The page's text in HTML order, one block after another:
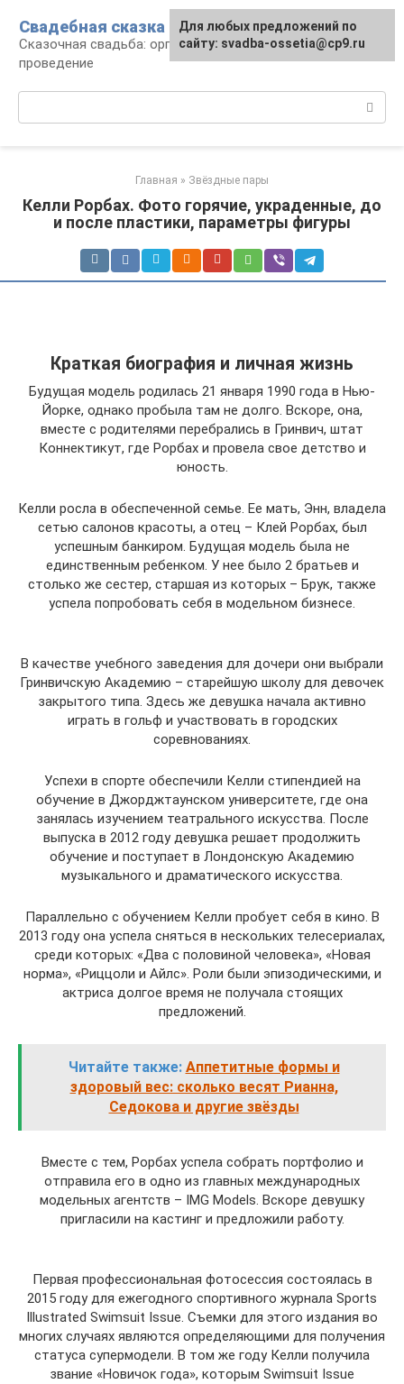
контенту
Свадебная сказка
Сказочная свадьба: организация и
проведение
Главная » Звёздные пары
Келли Рорбах. Фото горячие, украденные, до
и после пластики, параметры фигуры
Краткая биография и личная жизнь
Будущая модель родилась 21 января 1990 года в Нью-
Йорке, однако пробыла там не долго. Вскоре, она,
вместе с родителями перебрались в Гринвич, штат
Коннектикут, где Рорбах и провела свое детство и
юность.
Келли росла в обеспеченной семье. Ее мать, Энн, владела
сетью салонов красоты, а отец – Клей Рорбах, был
успешным банкиром. Будущая модель была не
единственным ребенком. У нее было 2 братьев и
столько же сестер, старшая из которых – Брук, также
успела попробовать себя в модельном бизнесе.
В качестве учебного заведения для дочери они выбрали
Гринвичскую Академию – старейшую школу для девочек
закрытого типа. Здесь же девушка начала активно
играть в гольф и участвовать в городских
соревнованиях.
Успехи в спорте обеспечили Келли стипендией на
обучение в Джорджтаунском университете, где она
занялась изучением театрального искусства. После
выпуска в 2012 году девушка решает продолжить
обучение и поступает в Лондонскую Академию
музыкального и драматического искусства.
Параллельно с обучением Келли пробует себя в кино. В
2013 году она успела сняться в нескольких телесериалах,
среди которых: «Два с половиной человека», «Новая
норма», «Риццоли и Айлс». Роли были эпизодическими, и
актриса долгое время не получала стоящих
предложений.
Читайте также: Аппетитные формы и
здоровый вес: сколько весят Рианна,
Седокова и другие звёзды
Вместе с тем, Рорбах успела собрать портфолио и
отправила его в одно из главных международных
модельных агентств – IMG Models. Вскоре девушку
пригласили на кастинг и предложили работу.
Первая профессиональная фотосессия состоялась в
2015 году для ежегодного спортивного журнала Sports
Illustrated Swimsuit Issue. Съемки для этого издания во
многих случаях являются определяющими для получения
статуса супермодели. В том же году Келли получила
звание «Новичок года», которым Swimsuit Issue
Для любых предложений по
сайту: svadba-ossetia@cp9.ru